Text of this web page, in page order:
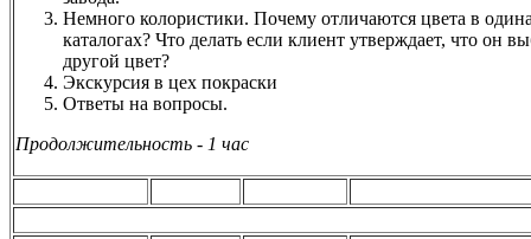
Немного колористики. Почему отличаются цвета в
каталогах? Что делать если клиент утверждает, что он
другой цвет?
Экскурсия в цех покраски
Ответы на вопросы.
Продолжительность - 1 час